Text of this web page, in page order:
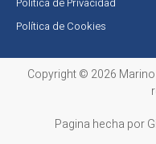
Política de Privacidad
Política de Cookies
Copyright © 2026
Pagina hecha por